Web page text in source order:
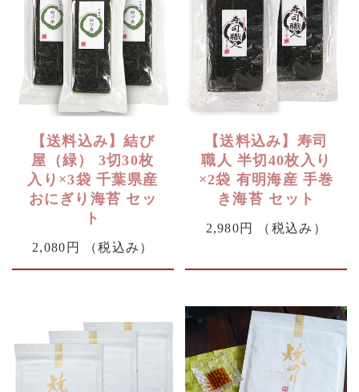
【送料込み】結び
屋（緑） 3切30枚
入り×3袋 千葉県産
おにぎり海苔 セッ
ト
2,080円 （税込み）
【送料込み】寿司
職人 半切40枚入り
×2袋 有明海産 手巻
き海苔 セット
2,980円 （税込み）